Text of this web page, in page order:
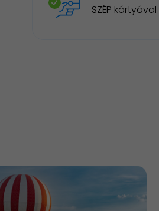
SZÉP kártyával